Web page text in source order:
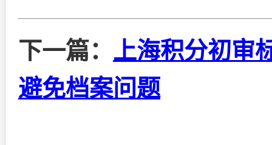
下一篇： 上海积分初审
避免档案问题